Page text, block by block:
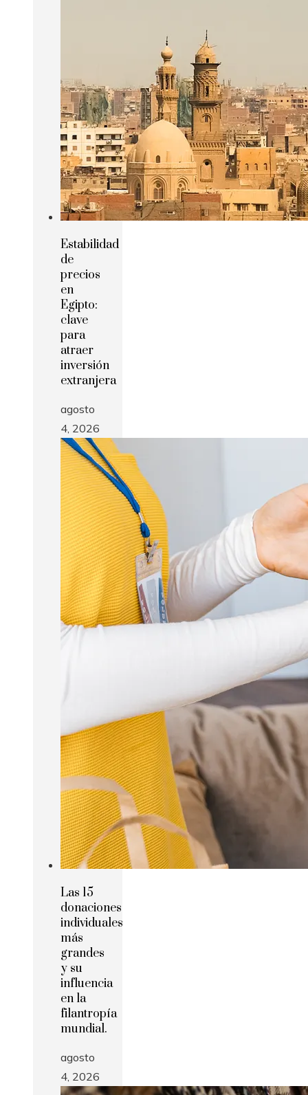
Estabilidad
de
precios
en
Egipto:
clave
para
atraer
inversión
extranjera
agosto
4, 2026
Las 15
donaciones
individuales
más
grandes
y su
influencia
en la
filantropía
mundial.
agosto
4, 2026